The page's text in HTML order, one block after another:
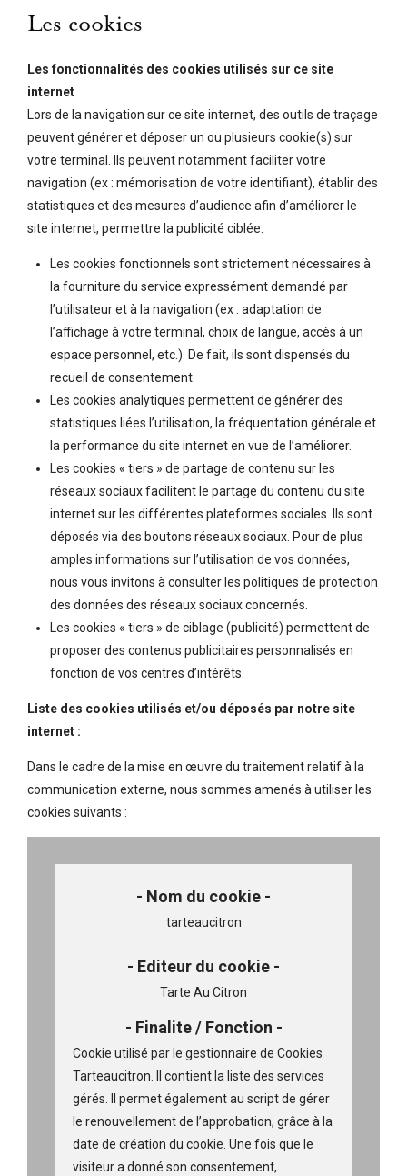
Les cookies
Les fonctionnalités des cookies utilisés sur ce site
internet
Lors de la navigation sur ce site internet, des outils de traçage
peuvent générer et déposer un ou plusieurs cookie(s) sur
votre terminal. Ils peuvent notamment faciliter votre
navigation (ex : mémorisation de votre identifiant), établir des
statistiques et des mesures d’audience afin d’améliorer le
site internet, permettre la publicité ciblée.
Les cookies fonctionnels sont strictement nécessaires à
la fourniture du service expressément demandé par
l’utilisateur et à la navigation (ex : adaptation de
l’affichage à votre terminal, choix de langue, accès à un
espace personnel, etc.). De fait, ils sont dispensés du
recueil de consentement.
Les cookies analytiques permettent de générer des
statistiques liées l’utilisation, la fréquentation générale et
la performance du site internet en vue de l’améliorer.
Les cookies « tiers » de partage de contenu sur les
réseaux sociaux facilitent le partage du contenu du site
internet sur les différentes plateformes sociales. Ils sont
déposés via des boutons réseaux sociaux. Pour de plus
amples informations sur l’utilisation de vos données,
nous vous invitons à consulter les politiques de protection
des données des réseaux sociaux concernés.
Les cookies « tiers » de ciblage (publicité) permettent de
proposer des contenus publicitaires personnalisés en
fonction de vos centres d’intérêts.
Liste des cookies utilisés et/ou déposés par notre site
internet :
Dans le cadre de la mise en œuvre du traitement relatif à la
communication externe, nous sommes amenés à utiliser les
cookies suivants :
tarteaucitron
Tarte Au Citron
Cookie utilisé par le gestionnaire de Cookies
Tarteaucitron. Il contient la liste des services
gérés. Il permet également au script de gérer
le renouvellement de l’approbation, grâce à la
date de création du cookie. Une fois que le
visiteur a donné son consentement,